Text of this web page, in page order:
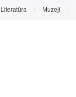
Literatūra Muzeji